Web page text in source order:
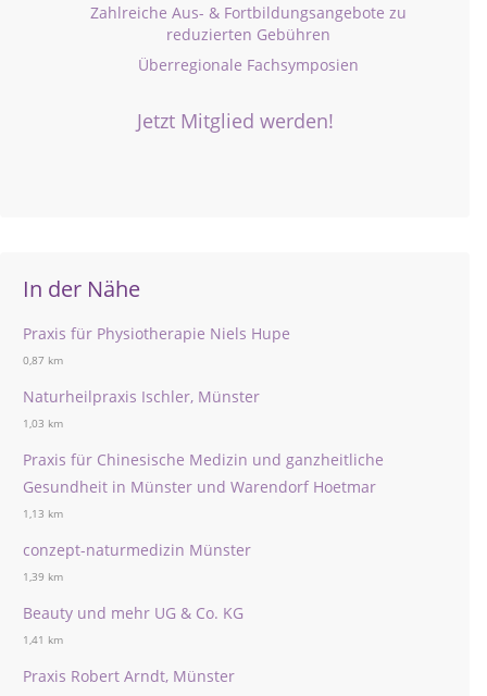
Zahlreiche Aus- & Fortbildungsangebote zu
reduzierten Gebühren
Überregionale Fachsymposien
Jetzt Mitglied werden!
In der Nähe
Praxis für Physiotherapie Niels Hupe
0,87 km
Naturheilpraxis Ischler, Münster
1,03 km
Praxis für Chinesische Medizin und ganzheitliche
Gesundheit in Münster und Warendorf Hoetmar
1,13 km
conzept-naturmedizin Münster
1,39 km
Beauty und mehr UG & Co. KG
1,41 km
Praxis Robert Arndt, Münster